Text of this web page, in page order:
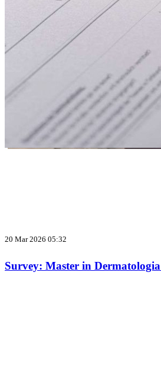
20 Mar 2026 05:32
Survey: Master in Dermatologia